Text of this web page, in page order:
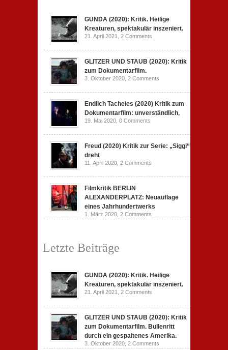
GUNDA (2020): Kritik. Heilige
Kreaturen, spektakulär inszeniert.
21. April 2021, 2 Comments
GLITZER UND STAUB (2020): Kritik
zum Dokumentarfilm.
3. Oktober 2020, 2 Comments
Endlich Tacheles (2020) Kritik zum
Dokumentarfilm: unverständlich,
19. Mai 2020, 0 Comments
Freud (2020) Kritik zur Serie: „Siggi“
dreht
11. April 2020, 2 Comments
Filmkritik BERLIN
ALEXANDERPLATZ: Neuauflage
eines Jahrhundertwerks
1. März 2020, 2 Comments
Letzte Beiträge
GUNDA (2020): Kritik. Heilige
Kreaturen, spektakulär inszeniert.
21. April 2021, 2 Comments
GLITZER UND STAUB (2020): Kritik
zum Dokumentarfilm. Bullenritt
durch ein gespaltenes Amerika.
3. Oktober 2020, 2 Comments